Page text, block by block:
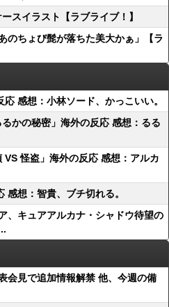
スイラスト【ラブライブ！】
のちょび髭が落ちた美大かぁ」【ラ
感想：小林ソード、かっこいい。
かの秘密」海外の反応 感想：るる
怪盗」海外の反応 感想：アルカ
感想：智貴、ブチ切れる。
、キュアアルカナ・シャドウ待望の
会見で追加情報解禁 他、今週の備